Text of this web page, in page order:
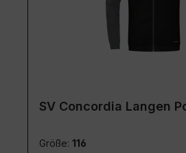
SV Concordia Langen
Größe: 116